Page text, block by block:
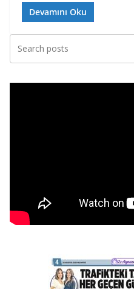
Devamını Oku